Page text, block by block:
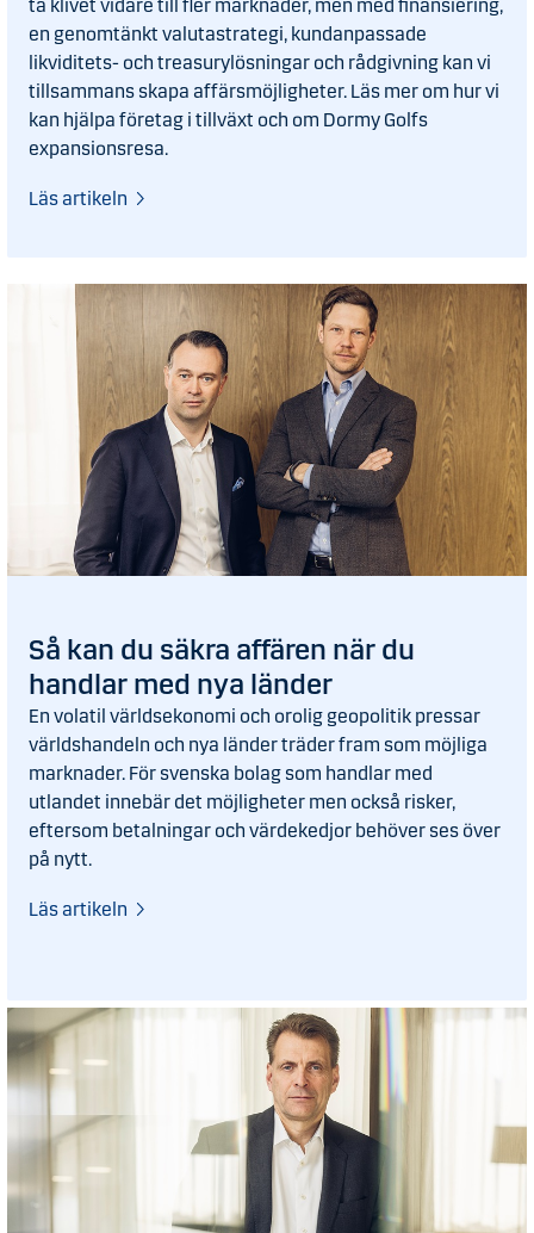
ta klivet vidare till fler marknader, men med finansiering,
en genomtänkt valutastrategi, kundanpassade
likviditets- och treasurylösningar och rådgivning kan vi
tillsammans skapa affärsmöjligheter. Läs mer om hur vi
kan hjälpa företag i tillväxt och om Dormy Golfs
expansionsresa.
Läs artikeln
Så kan du säkra affären när du
handlar med nya länder
En volatil världsekonomi och orolig geopolitik pressar
världshandeln och nya länder träder fram som möjliga
marknader. För svenska bolag som handlar med
utlandet innebär det möjligheter men också risker,
eftersom betalningar och värdekedjor behöver ses över
på nytt.
Läs artikeln